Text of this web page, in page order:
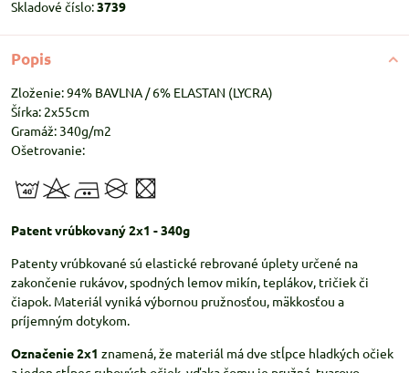
Skladové číslo:3739
Popis
Zloženie: 94% BAVLNA / 6% ELASTAN (LYCRA)
Šírka: 2x55cm
Gramáž: 340g/m2
Ošetrovanie:
Patent vrúbkovaný 2x1 - 340g
Patenty vrúbkované sú elastické rebrované úplety určené na
zakončenie rukávov, spodných lemov mikín, teplákov, tričiek či
čiapok. Materiál vyniká výbornou pružnosťou, mäkkosťou a
príjemným dotykom.
Označenie 2x1 znamená, že materiál má dve stĺpce hladkých očiek